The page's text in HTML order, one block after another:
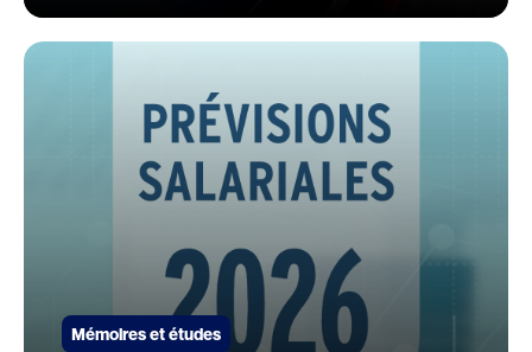
Mémoires et études